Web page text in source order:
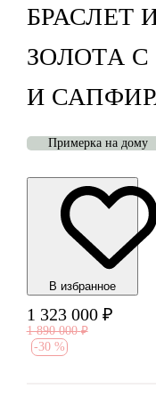
БРАСЛЕТ
ЗОЛОТА
И
Примерка на дому
В избранноe
1 323 000 ₽
1 890 000 ₽
-30 %